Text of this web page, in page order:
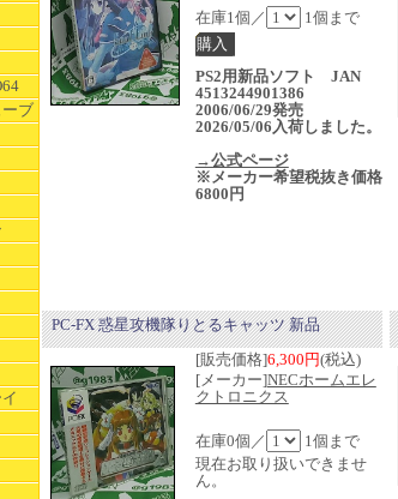
ブ
在庫1個／ 1個まで
PS2用新品ソフト JAN
4513244901386
2006/06/29発売
2026/05/06入荷しました。
→公式ページ
※メーカー希望税抜き価格
6800円
PC-FX 惑星攻機隊りとるキャッツ 新品
[販売価格]6,300円(税込)
[メーカー]NECホームエレ
クトロニクス
在庫0個／
1個まで
現在お取り扱いできませ
ん。